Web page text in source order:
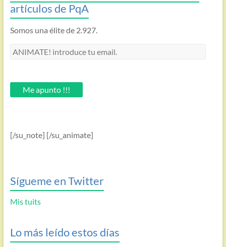
artículos de PqA
Somos una élite de 2.927.
ANIMATE!
email.Me apunto !!!
[/su_note] [/su_animate]
Sígueme en Twitter
Mis tuits
Lo más leído estos días